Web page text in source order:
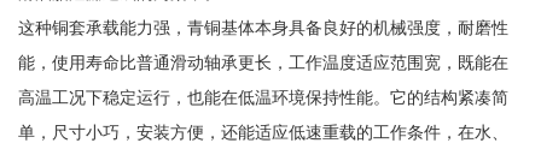
这种铜套承载能力强，青铜基体本身具备良好的机械强度，耐磨性
能，使用寿命比普通滑动轴承更长，工作温度适应范围宽，既能在
高温工况下稳定运行，也能在低温环境保持性能。它的结构紧凑简
单，尺寸小巧，安装方便，还能适应低速重载的工作条件，在水、